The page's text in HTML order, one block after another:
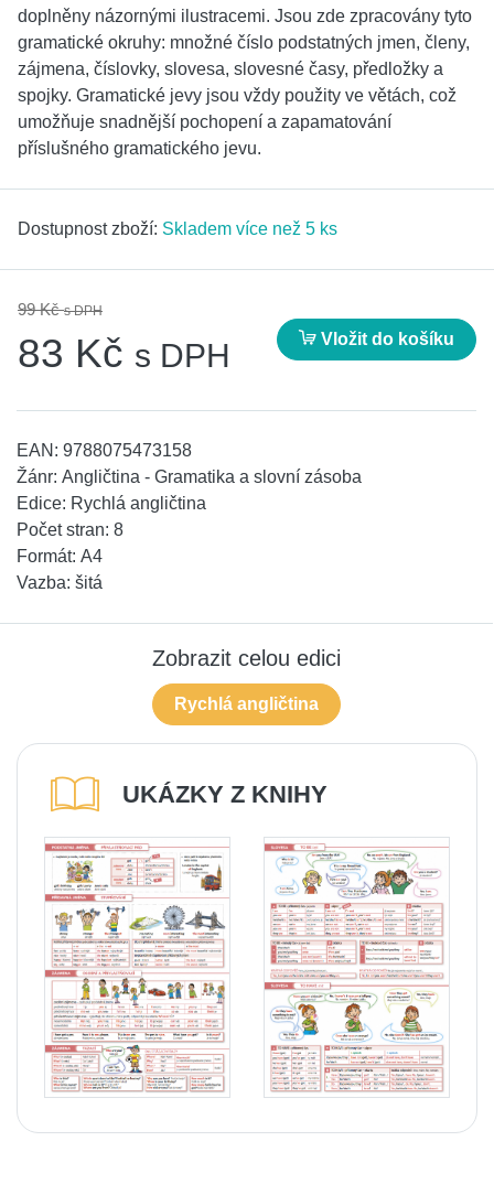
doplněny názornými ilustracemi. Jsou zde zpracovány tyto
gramatické okruhy: množné číslo podstatných jmen, členy,
zájmena, číslovky, slovesa, slovesné časy, předložky a
spojky. Gramatické jevy jsou vždy použity ve větách, což
umožňuje snadnější pochopení a zapamatování
příslušného gramatického jevu.
Dostupnost zboží: Skladem více než 5 ks
99 Kčs DPH
83 Kč s DPH Vložit do košíku
EAN: 9788075473158
Žánr: Angličtina - Gramatika a slovní zásoba
Edice: Rychlá angličtina
Počet stran: 8
Formát: A4
Vazba: šitá
Zobrazit celou edici
Rychlá angličtina
UKÁZKY Z KNIHY